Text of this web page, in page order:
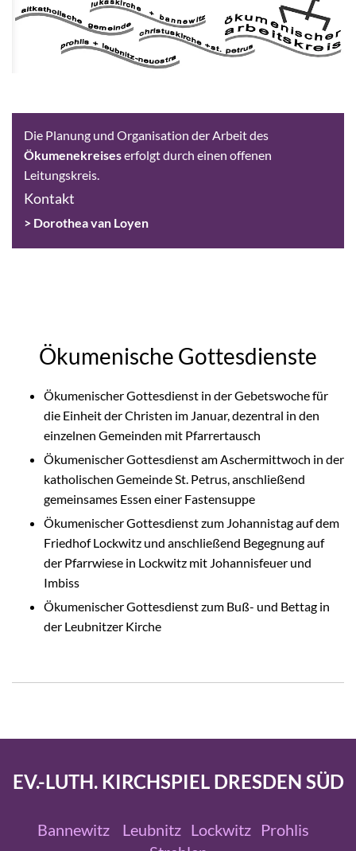
Die Planung und Organisation der Arbeit des
Ökumenekreiseserfolgt durch einen offenen
Leitungskreis.
Kontakt
> Dorothea van Loyen
Ökumenische Gottesdienste
Ökumenischer Gottesdienst in der Gebetswoche für
die Einheit der Christen im Januar, dezentral in den
einzelnen Gemeinden mit Pfarrertausch
Ökumenischer Gottesdienst am Aschermittwoch in der
katholischen Gemeinde St. Petrus, anschließend
gemeinsames Essen einer Fastensuppe
Ökumenischer Gottesdienst zum Johannistag auf dem
Friedhof Lockwitz und anschließend Begegnung auf
der Pfarrwiese in Lockwitz mit Johannisfeuer und
Imbiss
Ökumenischer Gottesdienst zum Buß- und Bettag in
der Leubnitzer Kirche
EV.-LUTH. KIRCHSPIEL DRESDEN SÜD
Bannewitz Leubnitz Lockwitz Prohlis